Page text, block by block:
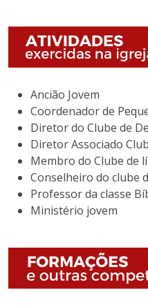
Ancião Jovem
Coordenador de
Diretor do Clube de
Diretor Associado
Membro do Clube de
Conselheiro do clube
Professor da classe
Ministério jovem